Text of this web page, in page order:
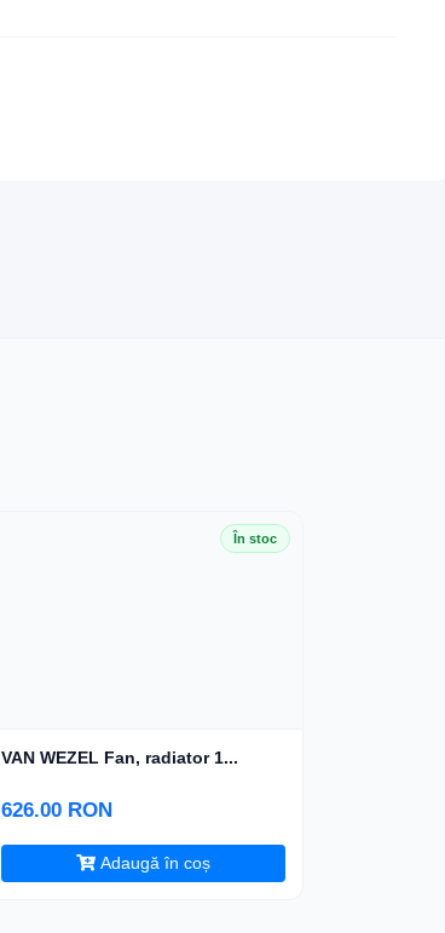
În stoc
VAN WEZEL Fan, radiator 1...
626.00 RON
Adaugă în coș